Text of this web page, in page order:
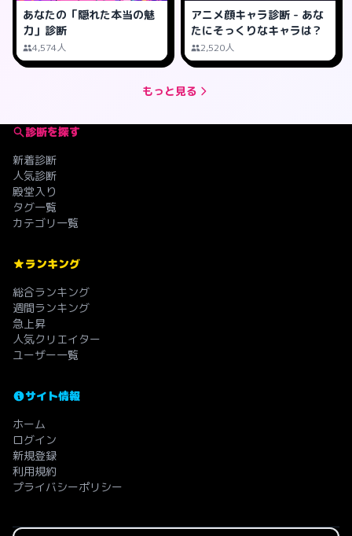
あなたの「隠れた本当の魅
力」診断
4,574人
アニメ顔キャラ診断 - あな
たにそっくりなキャラは？
2,520人
もっと見る
診断を探す
新着診断
人気診断
殿堂入り
タグ一覧
カテゴリ一覧
ランキング
総合ランキング
週間ランキング
急上昇
人気クリエイター
ユーザー一覧
サイト情報
ホーム
ログイン
新規登録
利用規約
プライバシーポリシー